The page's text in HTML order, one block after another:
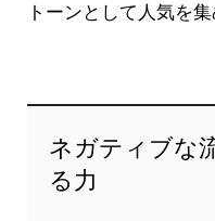
トーンとして人気を集
ネガティブな
る力